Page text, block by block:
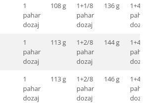
1
pahar
dozaj
108 g
1+1/8
pahar
dozaj
136 g
1+4/8
pahar
dozaj
1
pahar
dozaj
113 g
1+2/8
pahar
dozaj
144 g
1+4/8
pahar
dozaj
1
pahar
dozaj
113 g
1+2/8
pahar
dozaj
146 g
1+4/8
pahar
dozaj